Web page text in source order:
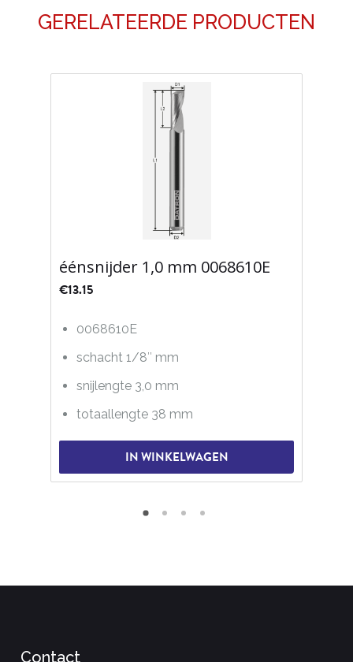
GERELATEERDE PRODUCTEN
éénsnijder 1,0 mm 0068610E
€13.15
0068610E
schacht 1/8″ mm
snijlengte 3,0 mm
totaallengte 38 mm
IN WINKELWAGEN
Contact